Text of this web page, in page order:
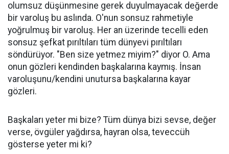
olumsuz düşünmesine gerek duyulmayacak değerde
bir varoluş bu aslında. O'nun sonsuz rahmetiyle
yoğrulmuş bir varoluş. Her an üzerinde tecelli eden
sonsuz şefkat pırıltıları tüm dünyevi pırıltıları
söndürüyor. "Ben size yetmez miyim?" diyor O. Ama
onun gözleri kendinden başkalarına kaymış. İnsan
varoluşunu/kendini unutursa başkalarına kayar
gözleri.
Başkaları yeter mi bize? Tüm dünya bizi sevse, değer
verse, övgüler yağdırsa, hayran olsa, teveccüh
gösterse yeter mi ki?